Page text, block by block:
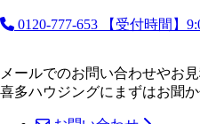
0120-777-653 【受付時間】
メールでのお問い合わせやお
喜多ハウジングにまずはお聞